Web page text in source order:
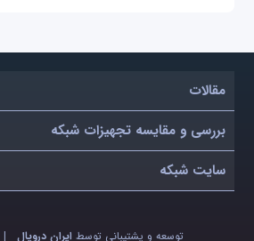
مقالات
بررسی و مقایسه تجهیزات شبکه
سایت شبکه
توسعه و پشتیبانی توسط ایران دروپال|